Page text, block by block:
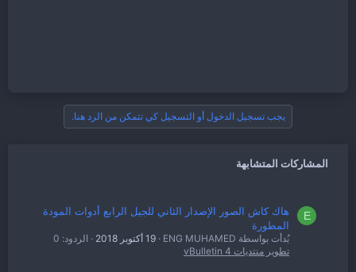
يجب تسجيل الدخول أو التسجيل كي تتمكن من الرد هنا.
المشاركات المتشابهة
E
هاك كاش الصور الإصدار الثاني للجيل الرابع أدوات المودة
المطورة
بُدأت بواسطة ENG MUHAMED 19 أكتوبر 2018
الردود: 0
تطوير منتديات vBulletin 4